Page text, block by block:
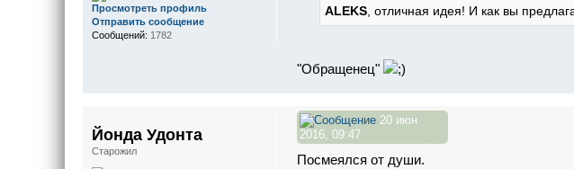
ALEKS , отличная идея! И как вы
"Обращенец"
Просмотреть профиль
Отправить сообщение
Сообщений: 1782
20 июн
2016, 09:47
Посмеялся от души.
Йонда Удонта
Старожил